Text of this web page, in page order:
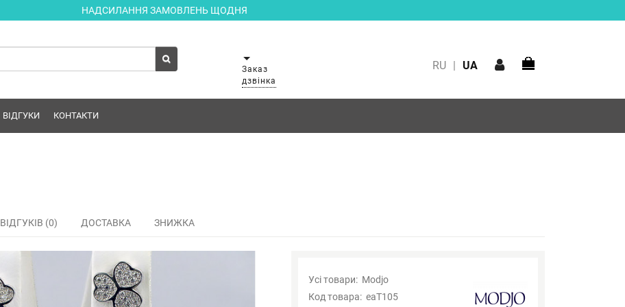
НАДСИЛАННЯ ЗАМОВЛЕНЬ ЩОДНЯ
Заказ
дзвінка
RU | UA
ВІДГУКИ КОНТАКТИ
ВІДГУКІВ (0) ДОСТАВКА ЗНИЖКА
Усі товари: Modjo
Код товара: eaT105